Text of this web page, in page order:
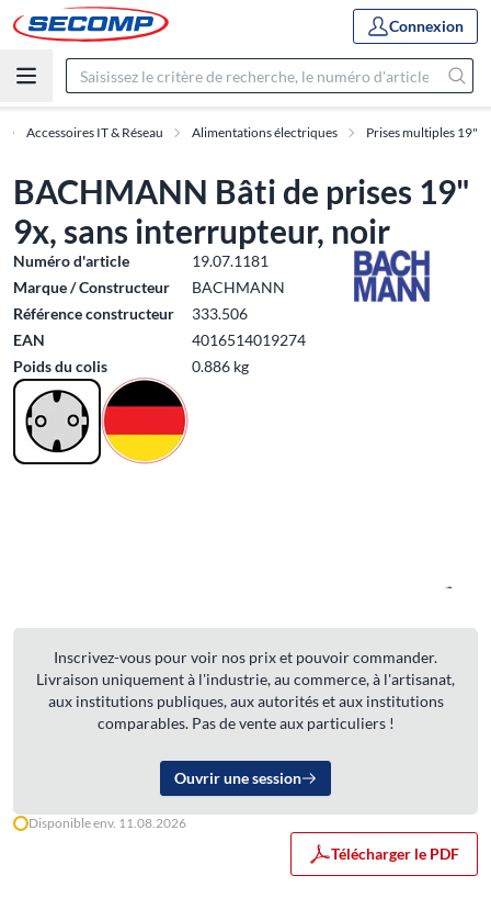
Connexion
Accessoires IT & Réseau Alimentations électriques Prises multiples 19"
BACHMANN Bâti de prises 19"
9x, sans interrupteur, noir
Numéro d'article
19.07.1181
Marque / Constructeur
BACHMANN
Référence constructeur
333.506
EAN
4016514019274
Poids du colis
0.886 kg
Inscrivez-vous pour voir nos prix et pouvoir commander.
Livraison uniquement à l'industrie, au commerce, à l'artisanat,
aux institutions publiques, aux autorités et aux institutions
comparables. Pas de vente aux particuliers !
Ouvrir une session
Disponible env. 11.08.2026
Télécharger le PDF